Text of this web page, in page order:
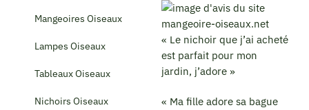
Mangeoires Oiseaux
Lampes Oiseaux
Tableaux Oiseaux
Nichoirs Oiseaux
« Le nichoir que j’ai acheté
est parfait pour mon
jardin, j’adore »
« Ma fille adore sa bague